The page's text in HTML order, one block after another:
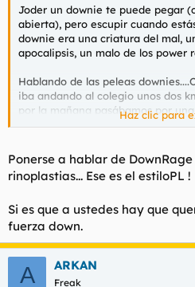
Joder un downie te puede pegar
abierta), pero escupir cuando
downie era una criatura del mal,
apocalipsis, un malo de los power
Hablando de las peleas
iba andando al colegio unos dos
por la mañana pasábamos por
downies, un microbus blanco los
poniendo caras e inflando los
estaba lleno de babas y vaho,
atrás pasando por encima. La
Pero lo que más impactado me
Recuerdo los guantazos que se
fuerza extraordinaria, sonaban
Haz clic para
Ponerse a hablar de
rinoplastias... Ese es el estiloPL !
Si es que a ustedes hay que
fuerza down.
A ARKAN
Freak